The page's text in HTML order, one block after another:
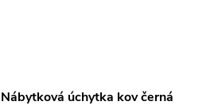
Nábytková úchytka kov černá